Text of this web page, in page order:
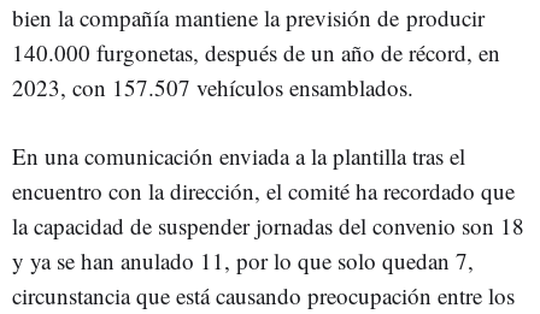
bien la compañía mantiene la previsión de producir
140.000 furgonetas, después de un año de récord, en
2023, con 157.507 vehículos ensamblados.
En una comunicación enviada a la plantilla tras el
encuentro con la dirección, el comité ha recordado que
la capacidad de suspender jornadas del convenio son 18
y ya se han anulado 11, por lo que solo quedan 7,
circunstancia que está causando preocupación entre los